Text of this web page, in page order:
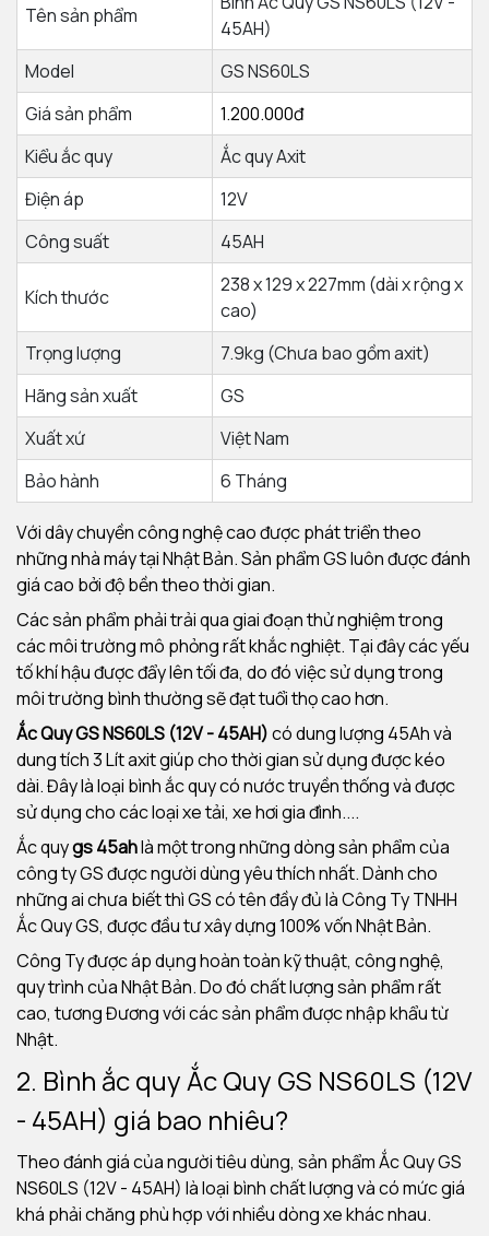
Tên sản phẩm
45AH)
Model
GS NS60LS
Giá sản phẩm
1.200.000đ
Kiểu ắc quy
Ắc quy Axit
Điện áp
12V
Công suất
45AH
Kích thước
238 x 129 x 227mm (dài x rộng x
cao)
Trọng lượng
7.9kg (Chưa bao gồm axit)
Hãng sản xuất
GS
Xuất xứ
Việt Nam
Bảo hành
6 Tháng
Với dây chuyền công nghệ cao được phát triển theo
những nhà máy tại Nhật Bản. Sản phẩm GS luôn được đánh
giá cao bởi độ bền theo thời gian.
Các sản phẩm phải trải qua giai đoạn thử nghiệm trong
các môi trường mô phỏng rất khắc nghiệt. Tại đây các yếu
tố khí hậu được đẩy lên tối đa, do đó việc sử dụng trong
môi trường bình thường sẽ đạt tuổi thọ cao hơn.
Ắc Quy GS NS60LS (12V - 45AH)có dung lượng 45Ah và
dung tích 3 Lít axit giúp cho thời gian sử dụng được kéo
dài. Đây là loại bình ắc quy có nước truyền thống và được
sử dụng cho các loại xe tải, xe hơi gia đình....
Ắc quygs 45ahlà một trong những dòng sản phẩm của
công ty GS được người dùng yêu thích nhất. Dành cho
những ai chưa biết thì GS có tên đầy đủ là Công Ty TNHH
Ắc Quy GS, được đầu tư xây dựng 100% vốn Nhật Bản.
Công Ty được áp dụng hoàn toàn kỹ thuật, công nghệ,
quy trình của Nhật Bản. Do đó chất lượng sản phẩm rất
cao, tương Đương với các sản phẩm được nhập khẩu từ
Nhật.
2. Bình ắc quyẮc Quy GS NS60LS (12V
- 45AH) giá bao nhiêu?
Theo đánh giá của người tiêu dùng, sản phẩm Ắc Quy GS
NS60LS (12V - 45AH) là loại bình chất lượng và có mức giá
khá phải chăng phù hợp với nhiều dòng xe khác nhau.